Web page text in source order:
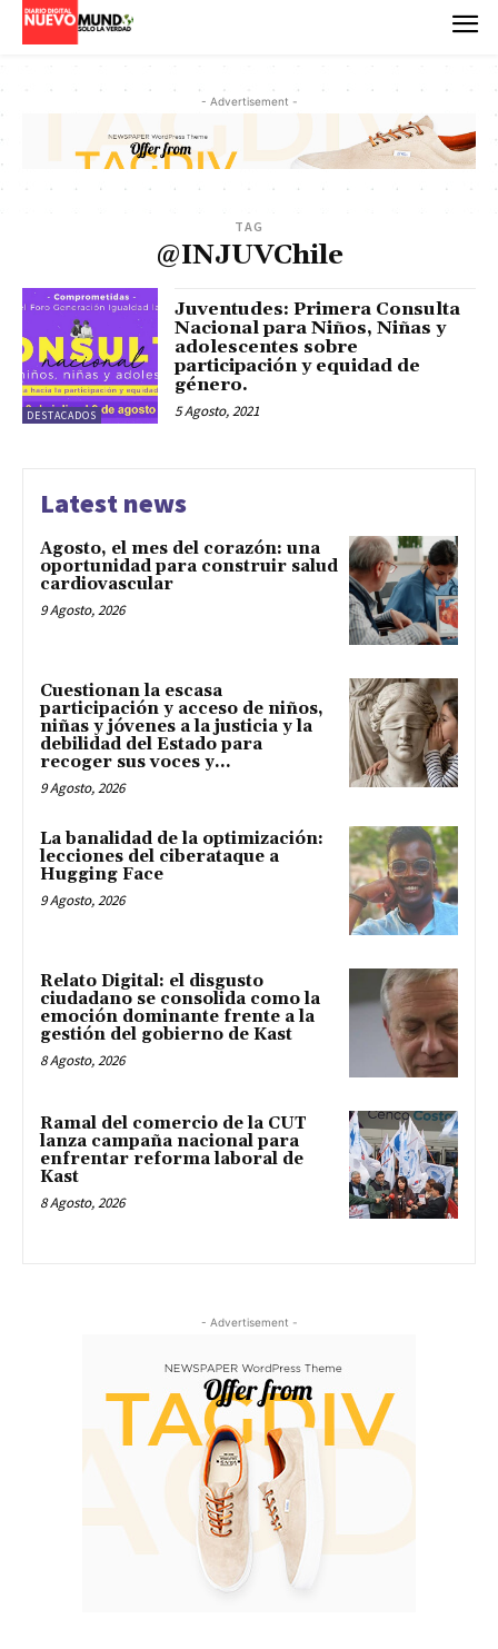
- Advertisement -
TAG
@INJUVChile
DESTACADOS
Juventudes: Primera Consulta
Nacional para Niños, Niñas y
adolescentes sobre
participación y equidad de
género.
5 Agosto, 2021
Latest news
Agosto, el mes del corazón: una
oportunidad para construir salud
cardiovascular
9 Agosto, 2026
Cuestionan la escasa
participación y acceso de niños,
niñas y jóvenes a la justicia y la
debilidad del Estado para
recoger sus voces y...
9 Agosto, 2026
La banalidad de la optimización:
lecciones del ciberataque a
Hugging Face
9 Agosto, 2026
Relato Digital: el disgusto
ciudadano se consolida como la
emoción dominante frente a la
gestión del gobierno de Kast
8 Agosto, 2026
Ramal del comercio de la CUT
lanza campaña nacional para
enfrentar reforma laboral de
Kast
8 Agosto, 2026
- Advertisement -